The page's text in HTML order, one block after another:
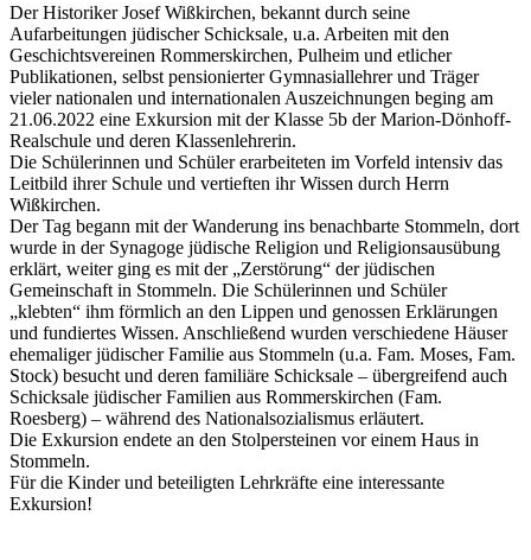
Der Historiker Josef Wißkirchen, bekannt durch seine
Aufarbeitungen jüdischer Schicksale, u.a. Arbeiten mit den
Geschichtsvereinen Rommerskirchen, Pulheim und etlicher
Publikationen, selbst pensionierter Gymnasiallehrer und Träger
vieler nationalen und internationalen Auszeichnungen beging am
21.06.2022 eine Exkursion mit der Klasse 5b der Marion-Dönhoff-
Realschule und deren Klassenlehrerin.
Die Schülerinnen und Schüler erarbeiteten im Vorfeld intensiv das
Leitbild ihrer Schule und vertieften ihr Wissen durch Herrn
Wißkirchen.
Der Tag begann mit der Wanderung ins benachbarte Stommeln, dort
wurde in der Synagoge jüdische Religion und Religionsausübung
erklärt, weiter ging es mit der „Zerstörung“ der jüdischen
Gemeinschaft in Stommeln. Die Schülerinnen und Schüler
„klebten“ ihm förmlich an den Lippen und genossen Erklärungen
und fundiertes Wissen. Anschließend wurden verschiedene Häuser
ehemaliger jüdischer Familie aus Stommeln (u.a. Fam. Moses, Fam.
Stock) besucht und deren familiäre Schicksale – übergreifend auch
Schicksale jüdischer Familien aus Rommerskirchen (Fam.
Roesberg) – während des Nationalsozialismus erläutert.
Die Exkursion endete an den Stolpersteinen vor einem Haus in
Stommeln.
Für die Kinder und beteiligten Lehrkräfte eine interessante
Exkursion!